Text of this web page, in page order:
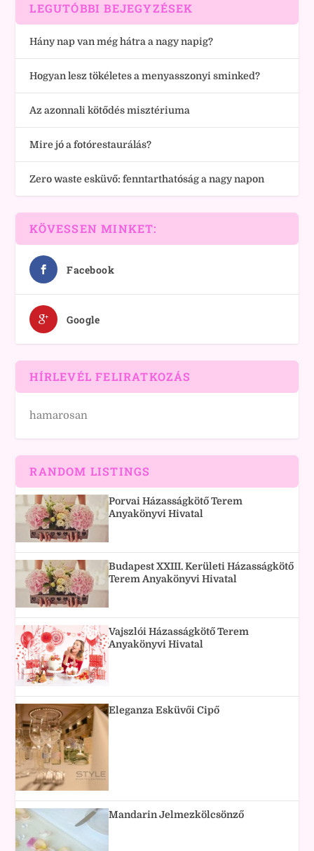
LEGUTÓBBI BEJEGYZÉSEK
Hány nap van még hátra a nagy napig?
Hogyan lesz tökéletes a menyasszonyi sminked?
Az azonnali kötődés misztériuma
Mire jó a fotórestaurálás?
Zero waste esküvő: fenntarthatóság a nagy napon
KÖVESSEN MINKET:
Facebook
Google
HÍRLEVÉL FELIRATKOZÁS
hamarosan
RANDOM LISTINGS
Porvai Házasságkötő Terem
Anyakönyvi Hivatal
Budapest XXIII. Kerületi Házasságkötő
Terem Anyakönyvi Hivatal
Vajszlói Házasságkötő Terem
Anyakönyvi Hivatal
Eleganza Esküvői Cipő
Mandarin Jelmezkölcsönző